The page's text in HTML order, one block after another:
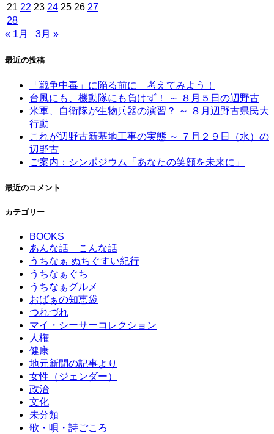
21 22 23 24 25 26 27
28
« 1月
3月 »
最近の投稿
「戦争中毒」に陥る前に 考えてみよう！
台風にも、機動隊にも負けず！ ～ ８月５日の辺野古
米軍、自衛隊が生物兵器の演習？ ～ ８月辺野古県民大
行動
これが辺野古新基地工事の実態 ～ ７月２９日（水）の
辺野古
ご案内：シンポジウム「あなたの笑顔を未来に」
最近のコメント
カテゴリー
BOOKS
あんな話 こんな話
うちなぁ ぬちぐすい紀行
うちなぁぐち
うちなぁグルメ
おばぁの知恵袋
つれづれ
マイ・シーサーコレクション
人権
健康
地元新聞の記事より
女性（ジェンダー）
政治
文化
未分類
歌・唄・詩ごころ